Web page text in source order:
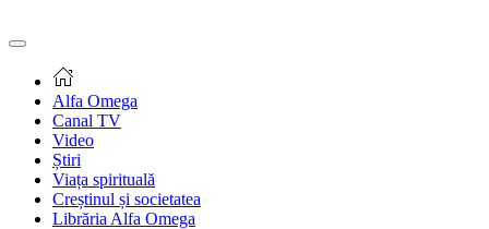
Alfa Omega
Canal TV
Video
Știri
Viața spirituală
Creștinul și societatea
Librăria Alfa Omega